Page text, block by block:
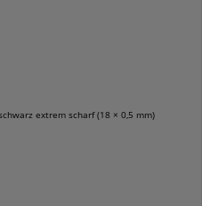
extrem scharf (18 × 0,5 mm)